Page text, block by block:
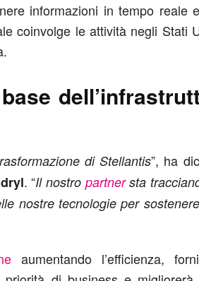
informazioni in tempo reale
coinvolge le attività negli Stati
di Stellantis”, ha
. “Il nostro partnersta
nostre tecnologie per
aumentando l’efficienza,